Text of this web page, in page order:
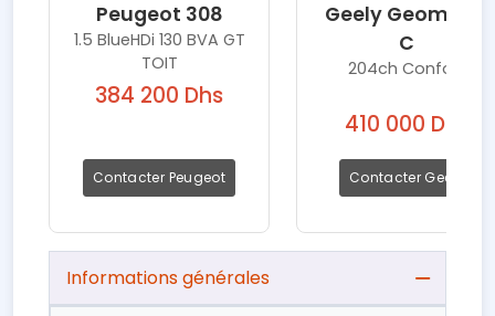
Peugeot 308
1.5 BlueHDi 130 BVA GT
TOIT
384 200 Dhs
Contacter Peugeot
Geely Geometry
C
204ch Confort
410 000 Dhs
Contacter Geely
Informations générales